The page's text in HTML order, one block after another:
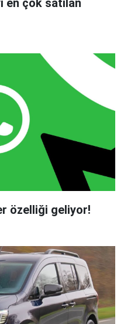
özelliği geliyor!